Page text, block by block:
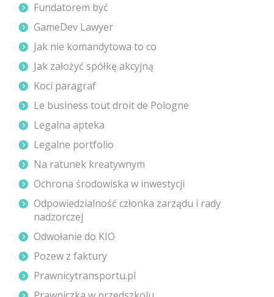
Fundatorem być
GameDev Lawyer
Jak nie komandytowa to co
Jak założyć spółkę akcyjną
Koci paragraf
Le business tout droit de Pologne
Legalna apteka
Legalne portfolio
Na ratunek kreatywnym
Ochrona środowiska w inwestycji
Odpowiedzialność członka zarządu i rady
nadzorczej
Odwołanie do KIO
Pozew z faktury
Prawnicytransportu.pl